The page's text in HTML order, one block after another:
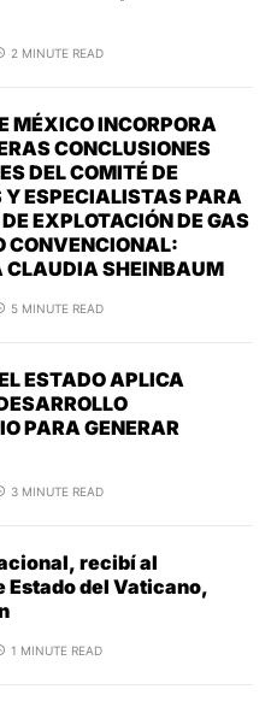
2 MINUTE READ
MÉXICO INCORPORA
CONCLUSIONES
DEL COMITÉ DE
Y ESPECIALISTAS PARA
EXPLOTACIÓN DE GAS
CONVENCIONAL:
CLAUDIA SHEINBAUM
5 MINUTE READ
ESTADO APLICA
PARA GENERAR
3 MINUTE READ
recibí al
Estado del Vaticano,
1 MINUTE READ